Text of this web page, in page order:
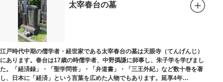
太宰春台の墓
江戸時代中期の儒学者・経世家である太宰春台の墓は天眼寺（てんげんじ）
にあります。春台は17歳の時儒学者、中野撝謙に師事し、朱子学を学びまし
た。「経済録」・「聖学問答」・「弁道書」・「三王外紀」など数十巻を著
し、日本に「経済」という言葉を広めた人物でもあります。延享4年